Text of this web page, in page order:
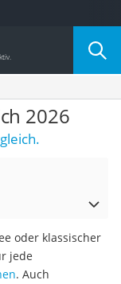
2026
oder klassischer
jede
. Auch